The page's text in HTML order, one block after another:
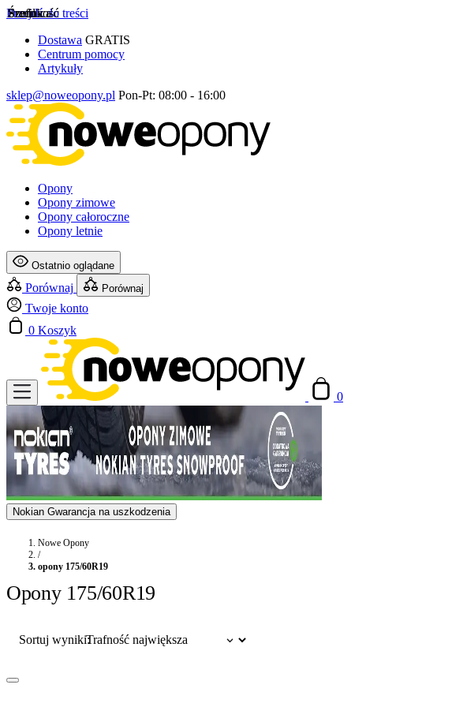
Przejdź do treści
Dostawa GRATIS
Centrum pomocy
Artykuły
sklep@noweopony.pl Pon-Pt: 08:00 - 16:00
Opony
Opony zimowe
Opony całoroczne
Opony letnie
Ostatnio oglądane
Porównaj Porównaj
Twoje konto
0 Koszyk
0
Nokian Gwarancja na uszkodzenia
Nowe Opony
/
opony 175/60R19
Opony 175/60R19
Sortuj wyniki:
Szerokość
Profil
Średnica